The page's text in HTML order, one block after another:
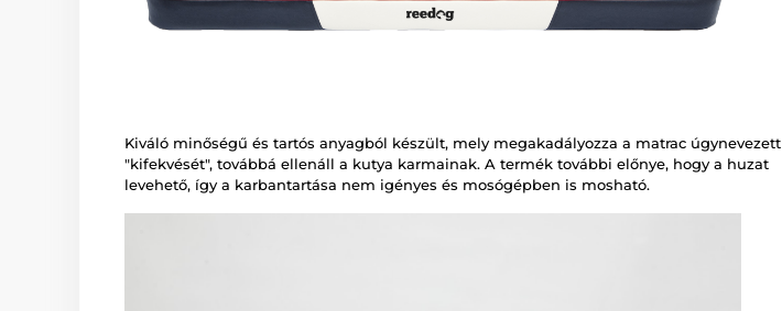
Kiváló minőségű és tartós anyagból készült, mely megakadályozza a matrac úgynevezett
"kifekvését", továbbá ellenáll a kutya karmainak. A termék további előnye, hogy a huzat
levehető, így a karbantartása nem igényes és mosógépben is mosható.